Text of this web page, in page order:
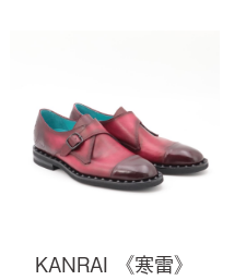
KANRAI 《寒雷》